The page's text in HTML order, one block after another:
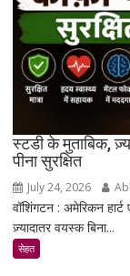
स्टडी के मुताबिक,
पीना सुरक्षित
July 24, 2026
वॉशिंगटन : अमेरिकन
ज़्यादातर वयस्क बिना...
सेहत